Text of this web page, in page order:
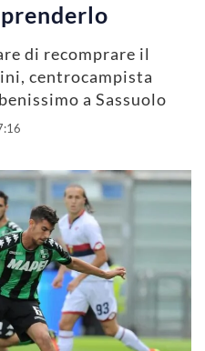
di recomprare il
centrocampista
a Sassuolo